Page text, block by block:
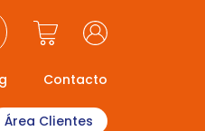
Contacto
Área Clientes